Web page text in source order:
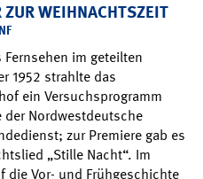
WEIHNACHTSZEIT
Fernsehen im geteilten
1952 strahlte das
ein Versuchsprogramm
der Nordwestdeutsche
zur Premiere gab es
„Stille Nacht“. Im
die Vor- und Frühgeschichte